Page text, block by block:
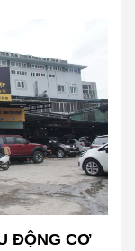
ĐỘNG CƠ